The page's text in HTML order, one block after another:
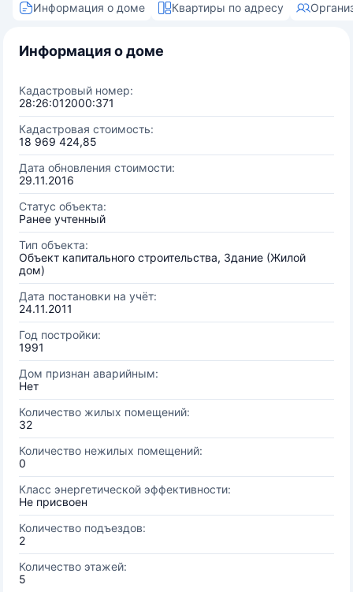
Информация о доме Квартиры по адресу
Информация о доме
Кадастровый номер:
28:26:012000:371
Кадастровая стоимость:
18 969 424,85
Дата обновления стоимости:
29.11.2016
Статус объекта:
Ранее учтенный
Тип объекта:
Объект капитального строительства, Здание (Жилой
дом)
Дата постановки на учёт:
24.11.2011
Год постройки:
1991
Дом признан аварийным:
Нет
Количество жилых помещений:
32
Количество нежилых помещений:
0
Класс энергетической эффективности:
Не присвоен
Количество подъездов:
2
Количество этажей:
5